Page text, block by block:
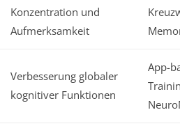
Konzentration und
Aufmerksamkeit
Verbesserung globaler
kognitiver Funktionen
App-